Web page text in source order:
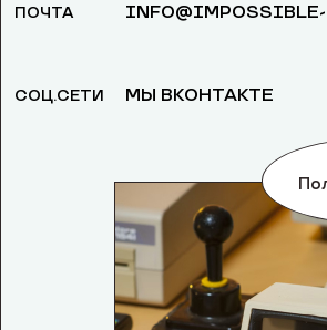
ПОЧТА
СОЦ.СЕТИ МЫ ВКОНТАКТЕ